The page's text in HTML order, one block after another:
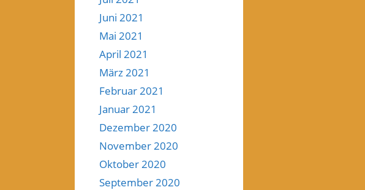
Juni 2021
Mai 2021
April 2021
März 2021
Februar 2021
Januar 2021
Dezember 2020
November 2020
Oktober 2020
September 2020